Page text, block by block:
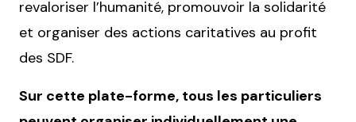
revaloriser l’humanité, promouvoir la solidarité
et organiser des actions caritatives au profit
des SDF.
Sur cette plate-forme, tous les particuliers